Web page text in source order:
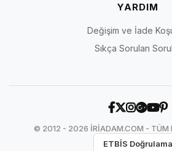
YARDIM
Değişim ve İade
Sıkça Sorulan
© 2012 - 2026 İRİADAM.COM - TÜM
ETBİS Doğrulama